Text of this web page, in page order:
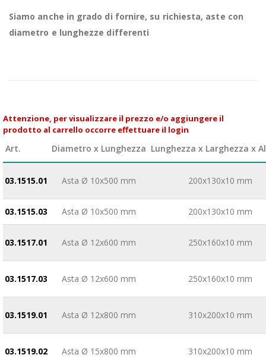
Siamo anche in grado di fornire, su richiesta, aste con
diametro e lunghezze differenti
Attenzione, per visualizzare il prezzo e/o aggiungere il
prodotto al carrello occorre effettuare il login
Art. Diametro x Lunghezza Lunghezza x Larghezza x
03.1515.01 Asta Ø 10x500 mm 200x130x10 mm
03.1515.03 Asta Ø 10x500 mm 200x130x10 mm
03.1517.01 Asta Ø 12x600 mm 250x160x10 mm
03.1517.03 Asta Ø 12x600 mm 250x160x10 mm
03.1519.01 Asta Ø 12x800 mm 310x200x10 mm
03.1519.02 Asta Ø 15x800 mm 310x200x10 mm